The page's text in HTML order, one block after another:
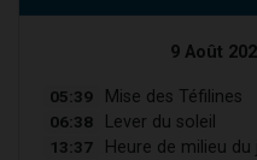
9 Août
05:39 Mise des Téfilines
06:38 Lever du soleil
13:37 Heure de milieu du